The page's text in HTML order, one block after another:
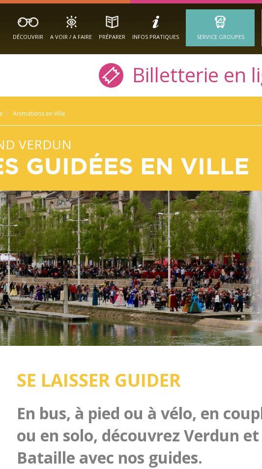
DÉCOUVRIR A VOIR / A FAIRE PRÉPARER INFOS PRATIQUES SERVICE GROUPES
Billetterie en
Animations en Ville
VERDUN
GUIDÉES EN VILLE
SE LAISSER GUIDER
En bus, à pied ou à vélo, en
ou en solo, découvrez Verdun
Bataille avec nos guides.